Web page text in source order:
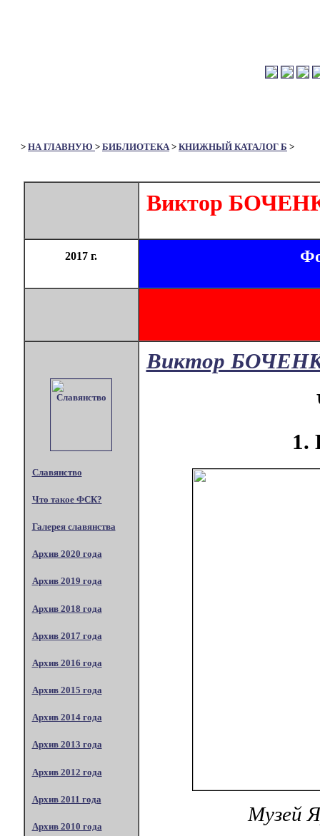
> НА ГЛАВНУЮ > БИБЛИОТЕКА> КНИЖНЫЙ КАТАЛОГ Б >
Виктор
2017 г.
Славянство
Что такое ФСК?
Галерея славянства
Архив 2020 года
Архив 2019 года
Архив 2018 года
Архив 2017 года
Архив 2016 года
Архив 2015 года
Архив 2014 года
Архив 2013 года
Архив 2012 года
Архив 2011 года
Архив 2010 года
Виктор
1.
Музей